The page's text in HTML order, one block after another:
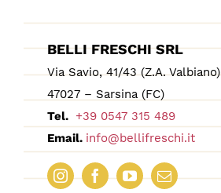
BELLI FRESCHI SRL
Via Savio, 41/43 (Z.A. Valbiano)
47027 – Sarsina (FC)
Tel. +39 0547 315 489
Email. info@bellifreschi.it